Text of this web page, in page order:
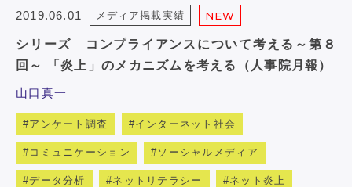
2019.06.01 メディア掲載実績 NEW
シリーズ コンプライアンスについて考える～第８
回～ 「炎上」のメカニズムを考える（人事院月報）
山口真一
アンケート調査 インターネット社会
コミュニケーション ソーシャルメディア
データ分析 ネットリテラシー ネット炎上